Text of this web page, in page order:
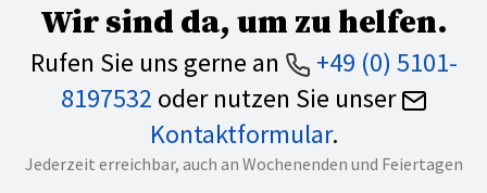
Wir sind da, um zu helfen.
Rufen Sie uns gerne an
+49 (0) 5101-
8197532 oder nutzen Sie unser
Kontaktformular.
Jederzeit erreichbar, auch an Wochenenden und Feiertagen